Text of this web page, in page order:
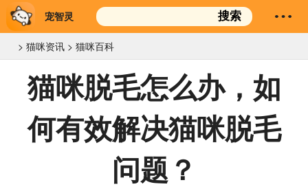
宠智灵 搜索
>猫咪资讯 >猫咪百科
猫咪脱毛怎么办，如
何有效解决猫咪脱毛
问题？